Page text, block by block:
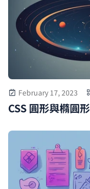
February 17, 2023
CSS 圓形與橢圓